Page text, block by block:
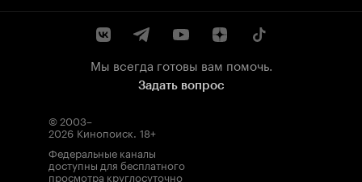
Мы всегда готовы вам помочь.
Задать вопрос
© 2003–
2026 Кинопоиск. 18+
Федеральные каналы
доступны для бесплатного
просмотра круглосуточно